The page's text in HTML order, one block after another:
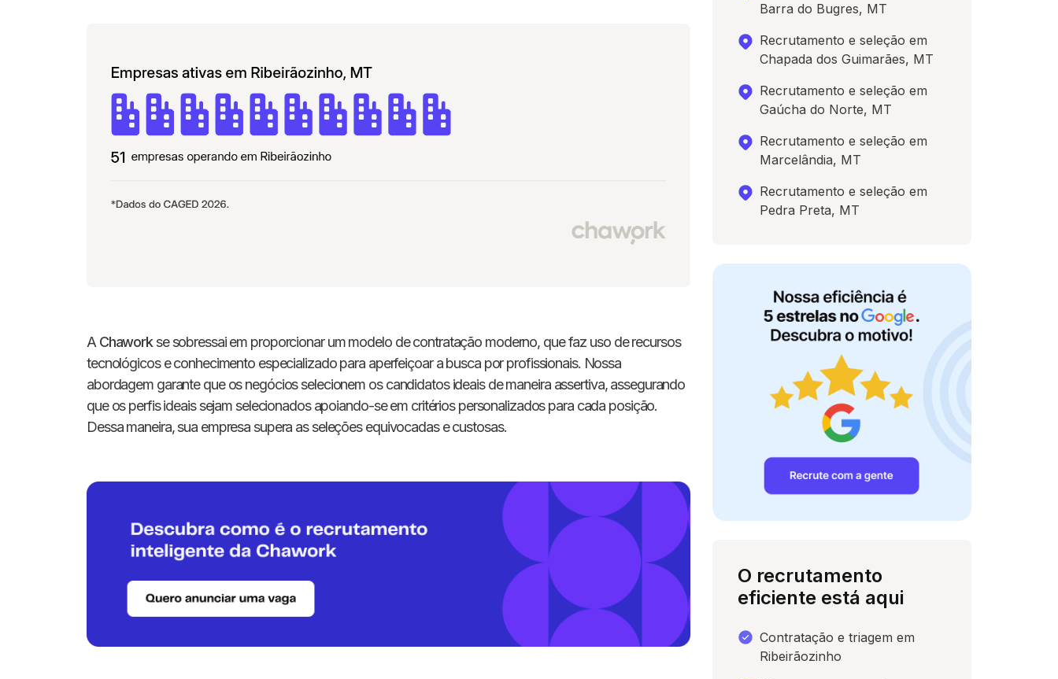
A Chaworkse sobressai em proporcionar um modelo de contratação moderno, que faz uso de recursos
tecnológicos e conhecimento especializado para aperfeiçoar a busca por profissionais. Nossa
abordagem garante que os negócios selecionem os candidatos ideais de maneira assertiva, assegurando
que os perfis ideais sejam selecionados apoiando-se em critérios personalizados para cada posição.
Dessa maneira, sua empresa supera as seleções equivocadas e custosas.
Barra do Bugres, MT
Recrutamento e seleção em
Chapada dos Guimarães, MT
Recrutamento e seleção em
Gaúcha do Norte, MT
Recrutamento e seleção em
Marcelândia, MT
Recrutamento e seleção em
Pedra Preta, MT
O recrutamento
eficiente está aqui
Contratação e triagem em
Ribeirãozinho